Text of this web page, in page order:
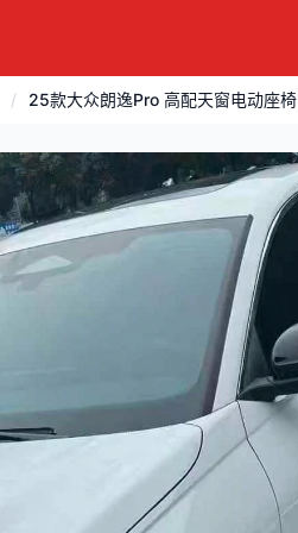
/ 25款大众朗逸Pro 高配天窗电动座椅